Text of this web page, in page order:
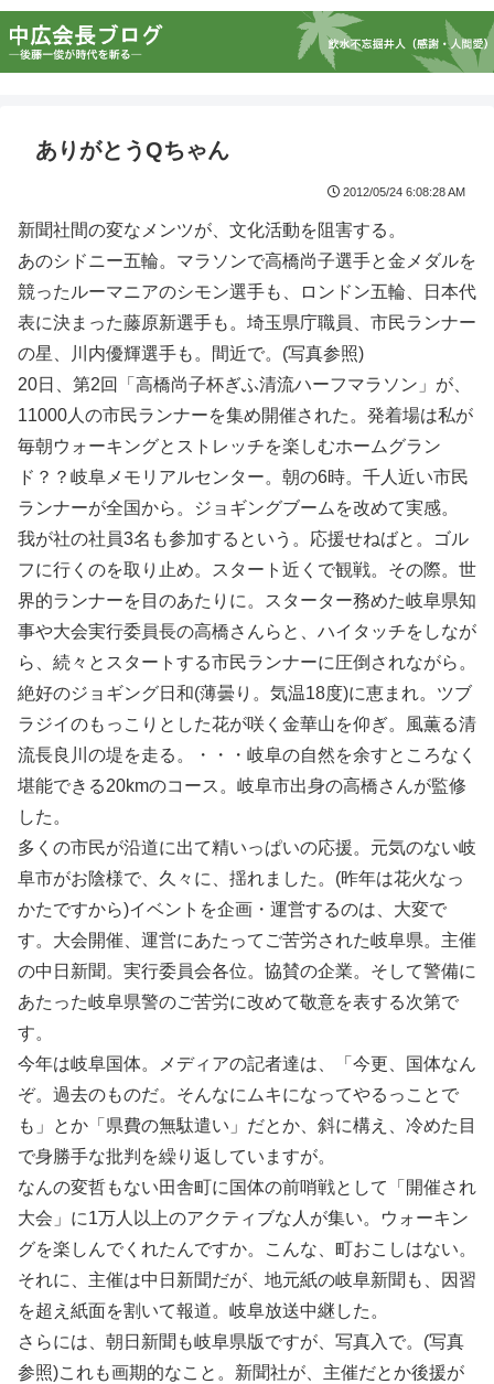
ありがとうQちゃん
2012/05/24 6:08:28 AM
新聞社間の変なメンツが、文化活動を阻害する。
あのシドニー五輪。マラソンで高橋尚子選手と金メダルを
競ったルーマニアのシモン選手も、ロンドン五輪、日本代
表に決まった藤原新選手も。埼玉県庁職員、市民ランナー
の星、川内優輝選手も。間近で。(写真参照)
20日、第2回「高橋尚子杯ぎふ清流ハーフマラソン」が、
11000人の市民ランナーを集め開催された。発着場は私が
毎朝ウォーキングとストレッチを楽しむホームグラン
ド？？岐阜メモリアルセンター。朝の6時。千人近い市民
ランナーが全国から。ジョギングブームを改めて実感。
我が社の社員3名も参加するという。応援せねばと。ゴル
フに行くのを取り止め。スタート近くで観戦。その際。世
界的ランナーを目のあたりに。スターター務めた岐阜県知
事や大会実行委員長の高橋さんらと、ハイタッチをしなが
ら、続々とスタートする市民ランナーに圧倒されながら。
絶好のジョギング日和(薄曇り。気温18度)に恵まれ。ツブ
ラジイのもっこりとした花が咲く金華山を仰ぎ。風薫る清
流長良川の堤を走る。・・・岐阜の自然を余すところなく
堪能できる20kmのコース。岐阜市出身の高橋さんが監修
した。
多くの市民が沿道に出て精いっぱいの応援。元気のない岐
阜市がお陰様で、久々に、揺れました。(昨年は花火なっ
かたですから)イベントを企画・運営するのは、大変で
す。大会開催、運営にあたってご苦労された岐阜県。主催
の中日新聞。実行委員会各位。協賛の企業。そして警備に
あたった岐阜県警のご苦労に改めて敬意を表する次第で
す。
今年は岐阜国体。メディアの記者達は、「今更、国体なん
ぞ。過去のものだ。そんなにムキになってやるっことで
も」とか「県費の無駄遣い」だとか、斜に構え、冷めた目
で身勝手な批判を繰り返していますが。
なんの変哲もない田舎町に国体の前哨戦として「開催され
大会」に1万人以上のアクティブな人が集い。ウォーキン
グを楽しんでくれたんですか。こんな、町おこしはない。
それに、主催は中日新聞だが、地元紙の岐阜新聞も、因習
を超え紙面を割いて報道。岐阜放送中継した。
さらには、朝日新聞も岐阜県版ですが、写真入で。(写真
参照)これも画期的なこと。新聞社が、主催だとか後援が